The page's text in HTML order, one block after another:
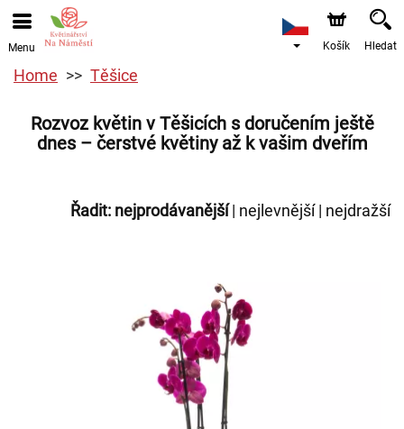
Menu Košík Hledat
Home Těšice
Rozvoz květin v Těšicích s doručením ještě
dnes – čerstvé květiny až k vašim dveřím
Řadit: nejprodávanější| nejlevnější| nejdražší